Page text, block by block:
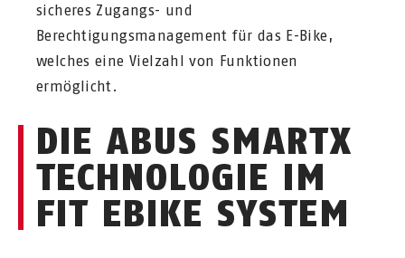
sicheres Zugangs- und
Berechtigungsmanagement für das E-Bike,
welches eine Vielzahl von Funktionen
ermöglicht.
DIE ABUS SMARTX
TECHNOLOGIE IM
FIT EBIKE SYSTEM